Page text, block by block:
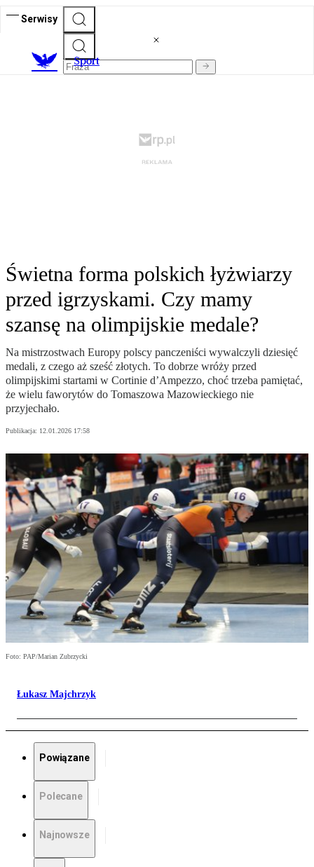
Serwisy
Sport
Świetna forma polskich łyżwiarzy
przed igrzyskami. Czy mamy
szansę na olimpijskie medale?
Na mistrzostwach Europy polscy panczeniści wywalczyli dziesięć
medali, z czego aż sześć złotych. To dobrze wróży przed
olimpijskimi startami w Cortinie d’Ampezzo, choć trzeba pamiętać,
że wielu faworytów do Tomaszowa Mazowieckiego nie
przyjechało.
Publikacja: 12.01.2026 17:58
Foto: PAP/Marian Zubrzycki
Łukasz Majchrzyk
Powiązane
Polecane
Najnowsze